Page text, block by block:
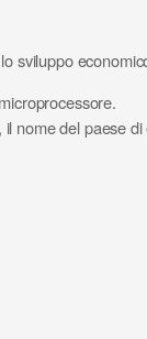
sviluppo
nome del paese